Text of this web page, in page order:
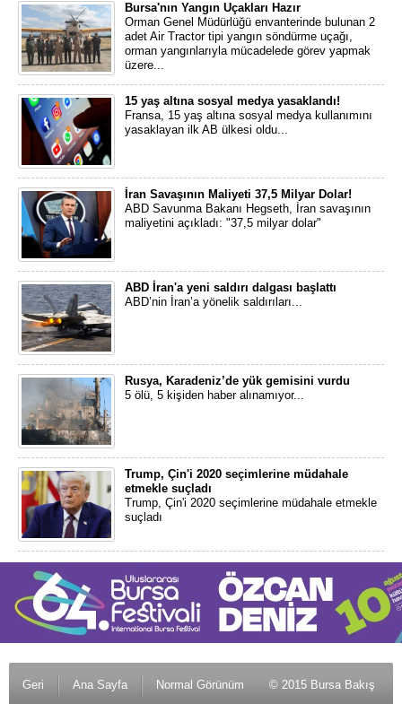
Bursa'nın Yangın Uçakları Hazır
Orman Genel Müdürlüğü envanterinde bulunan 2
adet Air Tractor tipi yangın söndürme uçağı,
orman yangınlarıyla mücadelede görev yapmak
üzere...
15 yaş altına sosyal medya yasaklandı!
Fransa, 15 yaş altına sosyal medya kullanımını
yasaklayan ilk AB ülkesi oldu...
İran Savaşının Maliyeti 37,5 Milyar Dolar!
ABD Savunma Bakanı Hegseth, İran savaşının
maliyetini açıkladı: "37,5 milyar dolar"
ABD İran'a yeni saldırı dalgası başlattı
ABD’nin İran’a yönelik saldırıları...
Rusya, Karadeniz’de yük gemisini vurdu
5 ölü, 5 kişiden haber alınamıyor...
Trump, Çin'i 2020 seçimlerine müdahale
etmekle suçladı
Trump, Çin'i 2020 seçimlerine müdahale etmekle
suçladı
Geri Ana Sayfa Normal Görünüm © 2015 Bursa Bakış